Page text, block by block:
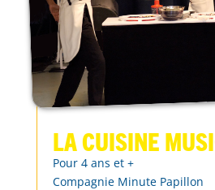
La cuisine
Pour 4 ans et +
Compagnie Minute Papillon